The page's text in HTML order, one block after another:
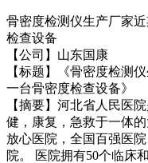
骨密度检测仪生产厂家
检查设备
【公司】山东国康
【标题】《骨密度检测
一台骨密度检查设备》
【摘要】 河北省人民医
健，康复，急救于一体
放心医院，全国百强医
院。 医院拥有50个临床